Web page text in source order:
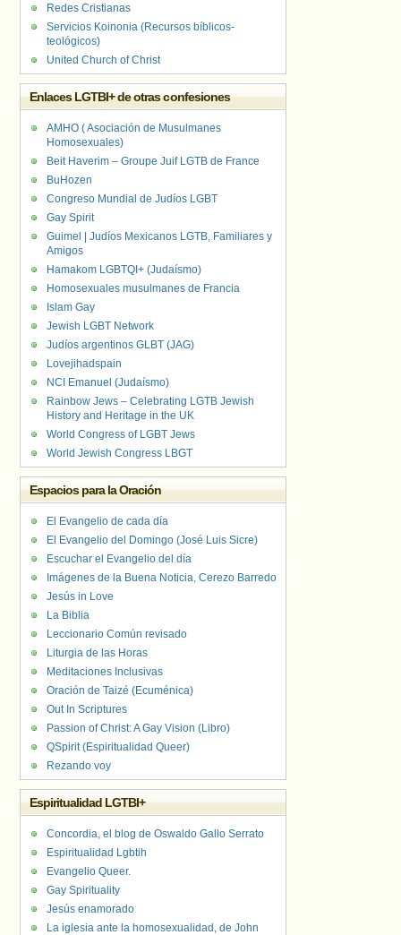
Redes Cristianas
Servicios Koinonia (Recursos bíblicos-
teológicos)
United Church of Christ
Enlaces LGTBI+ de otras confesiones
AMHO ( Asociación de Musulmanes
Homosexuales)
Beit Haverim – Groupe Juif LGTB de France
BuHozen
Congreso Mundial de Judíos LGBT
Gay Spirit
Guimel | Judíos Mexicanos LGTB, Familiares y
Amigos
Hamakom LGBTQI+ (Judaísmo)
Homosexuales musulmanes de Francia
Islam Gay
Jewish LGBT Network
Judíos argentinos GLBT (JAG)
Lovejihadspain
NCI Emanuel (Judaísmo)
Rainbow Jews – Celebrating LGTB Jewish
History and Heritage in the UK
World Congress of LGBT Jews
World Jewish Congress LBGT
Espacios para la Oración
El Evangelio de cada día
El Evangelio del Domingo (José Luis Sicre)
Escuchar el Evangelio del día
Imágenes de la Buena Noticia, Cerezo Barredo
Jesús in Love
La Biblia
Leccionario Común revisado
Liturgia de las Horas
Meditaciones Inclusivas
Oración de Taizé (Ecuménica)
Out In Scriptures
Passion of Christ: A Gay Vision (Libro)
QSpirit (Espiritualidad Queer)
Rezando voy
Espiritualidad LGTBI+
Concordia, el blog de Oswaldo Gallo Serrato
Espiritualidad Lgbtih
Evangelio Queer.
Gay Spirituality
Jesús enamorado
La iglesia ante la homosexualidad, de John